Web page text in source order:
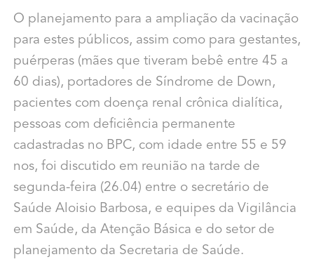
O planejamento para a ampliação da vacinação
para estes públicos, assim como para gestantes,
puérperas (mães que tiveram bebê entre 45 a
60 dias), portadores de Síndrome de Down,
pacientes com doença renal crônica dialítica,
pessoas com deficiência permanente
cadastradas no BPC, com idade entre 55 e 59
nos, foi discutido em reunião na tarde de
segunda-feira (26.04) entre o secretário de
Saúde Aloisio Barbosa, e equipes da Vigilância
em Saúde, da Atenção Básica e do setor de
planejamento da Secretaria de Saúde.